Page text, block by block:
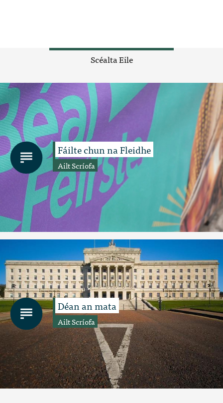
Scéalta Eile
Fáilte chun na Fleidhe
Ailt Scríofa
Déan an mata
Ailt Scríofa